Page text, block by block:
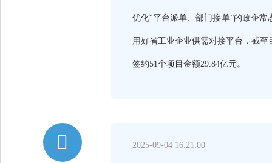
优化“平台派单、部门接单”的政企
用好省工业企业供需对接平台，截
签约51个项目金额29.84亿元。
 2025-09-04 16:21:00